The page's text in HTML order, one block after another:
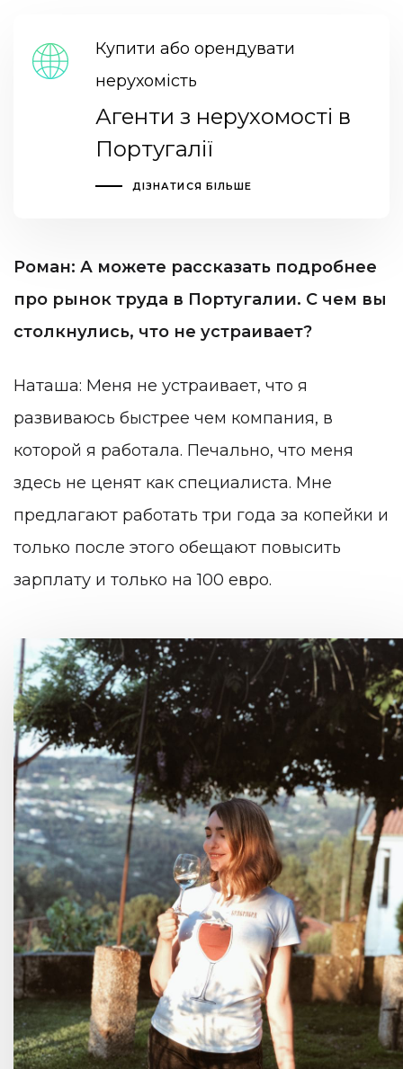
Купити або орендувати
нерухомість
Агенти з нерухомості в
Португалії
ДІЗНАТИСЯ БІЛЬШЕ
Роман: А можете рассказать подробнее
про рынок труда в Португалии. С чем вы
столкнулись, что не устраивает?
Наташа: Меня не устраивает, что я
развиваюсь быстрее чем компания, в
которой я работала. Печально, что меня
здесь не ценят как специалиста. Мне
предлагают работать три года за копейки и
только после этого обещают повысить
зарплату и только на 100 евро.